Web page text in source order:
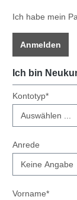
Ich habe mein
Anmelden
Ich bin
Kontotyp*
Anrede
Vorname*